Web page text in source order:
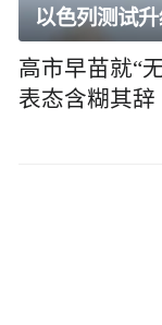
以色列测试
高市早苗就“
表态含糊其辞